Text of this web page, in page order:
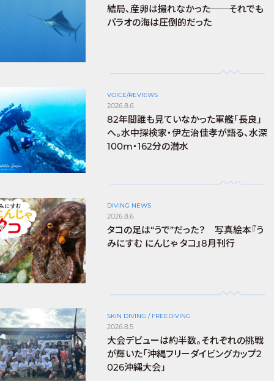
結局、産卵は撮れなかった──それでも
パラオの海は圧倒的だった
VOICE/REVIEWS
2026.8.6
82年間誰も見ていなかった軍艦「長良」
へ。水中探検家・伊左治佳孝が語る、水深
100m・162分の潜水
DIVING NEWS
2026.8.6
タコの足は“うで”だった？ 写真絵本『う
みにすむ にんじゃ タコ』8月刊行
SKIN DIVING / FREEDIVING
2026.8.5
大会デビューは約半数。それぞれの挑戦
が輝いた「沖縄フリーダイビングカップ2
026沖縄大会」